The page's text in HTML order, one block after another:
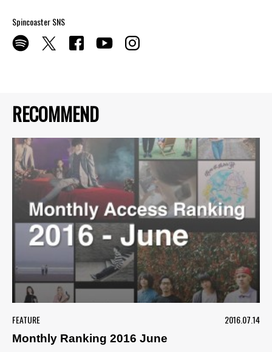
RECOMMEND
FEATURE
2016.07.14
Monthly Ranking 2016 June
Spincoaster SNS